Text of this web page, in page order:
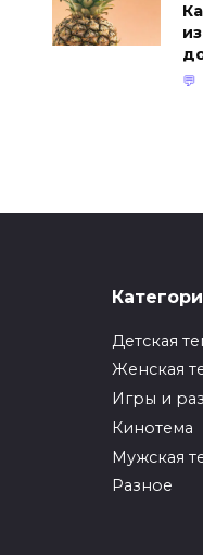
Детская
Женская
Игры и
Кинотема
Мужская
Разное